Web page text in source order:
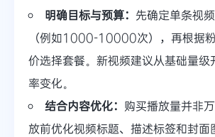
明确目标与预算： 先确定单条视
（例如1000-10000次），再根据
价选择套餐。新视频建议从基础量级
率变化。
结合内容优化： 购买播放量并非
放前优化视频标题、描述标签和封面